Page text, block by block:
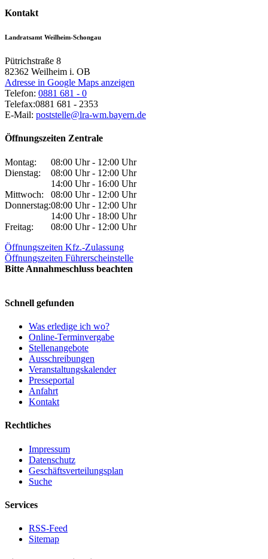
Kontakt
Landratsamt Weilheim-Schongau
Pütrichstraße 8
82362 Weilheim i. OB
Adresse in Google Maps anzeigen
Telefon: 0881 681 - 0
Telefax:0881 681 - 2353
E-Mail: poststelle@lra-wm.bayern.de
Öffnungszeiten Zentrale
Montag:
08:00 Uhr - 12:00 Uhr
Dienstag:
08:00 Uhr - 12:00 Uhr
14:00 Uhr - 16:00 Uhr
Mittwoch:
08:00 Uhr - 12:00 Uhr
Donnerstag:08:00 Uhr - 12:00 Uhr
14:00 Uhr - 18:00 Uhr
Freitag:
08:00 Uhr - 12:00 Uhr
Öffnungszeiten Kfz.-Zulassung
Öffnungszeiten Führerscheinstelle
Bitte Annahmeschluss beachten
Schnell gefunden
Was erledige ich wo?
Online-Terminvergabe
Stellenangebote
Ausschreibungen
Veranstaltungskalender
Presseportal
Anfahrt
Kontakt
Rechtliches
Impressum
Datenschutz
Geschäftsverteilungsplan
Suche
Services
RSS-Feed
Sitemap